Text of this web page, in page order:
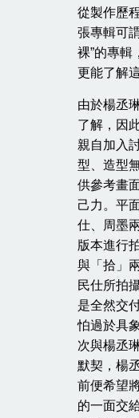
從製作歷
張專輯可
裸”的專輯
更能了解
由於楊丞
了解，因
親自加入
型、造型
供參考畫
己力。平
仕、周墨
版本進行
與「拾」
民仕所拍
是全然交
怕過於具
次與楊丞
默契，楊
前便希望
的一面交